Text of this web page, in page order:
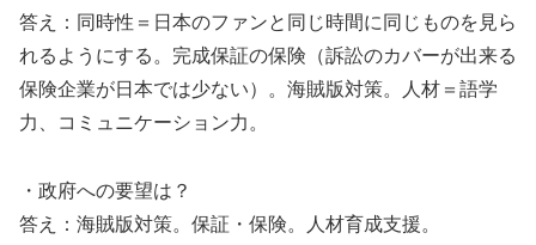
答え：同時性＝日本のファンと同じ時間に同じものを見ら
れるようにする。完成保証の保険（訴訟のカバーが出来る
保険企業が日本では少ない）。海賊版対策。人材＝語学
力、コミュニケーション力。
・政府への要望は？
答え：海賊版対策。保証・保険。人材育成支援。